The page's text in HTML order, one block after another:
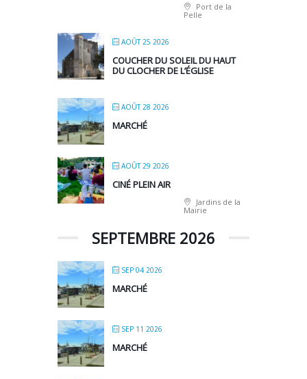
Port de la
Pelle
AOÛT 25 2026
COUCHER DU SOLEIL DU HAUT
DU CLOCHER DE L’ÉGLISE
AOÛT 28 2026
MARCHÉ
AOÛT 29 2026
CINÉ PLEIN AIR
Jardins de la
Mairie
SEPTEMBRE 2026
SEP 04 2026
MARCHÉ
SEP 11 2026
MARCHÉ